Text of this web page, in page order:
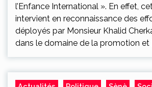
l’Enfance International ». En effet,
intervient en reconnaissance des
déployés par Monsieur Khalid
dans le domaine de la promotion et